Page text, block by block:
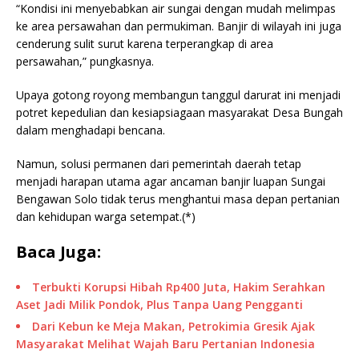
“Kondisi ini menyebabkan air sungai dengan mudah melimpas
ke area persawahan dan permukiman. Banjir di wilayah ini juga
cenderung sulit surut karena terperangkap di area
persawahan,” pungkasnya.
Upaya gotong royong membangun tanggul darurat ini menjadi
potret kepedulian dan kesiapsiagaan masyarakat Desa Bungah
dalam menghadapi bencana.
Namun, solusi permanen dari pemerintah daerah tetap
menjadi harapan utama agar ancaman banjir luapan Sungai
Bengawan Solo tidak terus menghantui masa depan pertanian
dan kehidupan warga setempat.(*)
Baca Juga:
Terbukti Korupsi Hibah Rp400 Juta, Hakim Serahkan
Aset Jadi Milik Pondok, Plus Tanpa Uang Pengganti
Dari Kebun ke Meja Makan, Petrokimia Gresik Ajak
Masyarakat Melihat Wajah Baru Pertanian Indonesia